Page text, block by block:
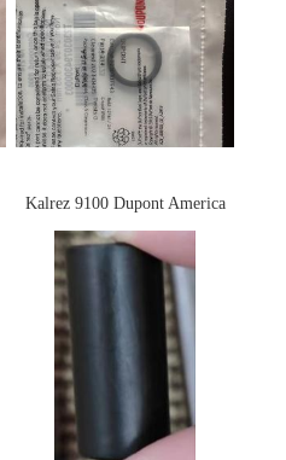
Kalrez 9100 Dupont America
杜邦 密封圈 半导体 面板